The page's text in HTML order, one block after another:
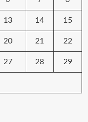
13 14 15
20 21 22
27 28 29